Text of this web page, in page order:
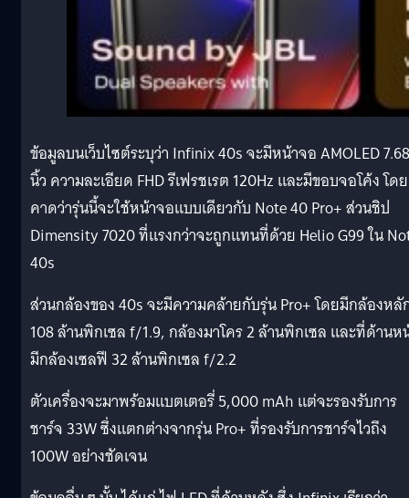
ข้อมูลบนเว็บไซต์ระบุว่า Infinix 40s จะมีหน้าจอ AMOLED 7.68
นิ้ว ความละเอียด FHD รีเฟรชเรต 120Hz และมีขอบจอโค้ง โดย
คาดว่ารุ่นนี้จะใช้หน้าจอแบบเดียวกับ Note 40 Pro+ ส่วนชิป
Dimensity 7020 ที่แรงกว่าจะถูกแทนที่ด้วย Helio G99 ใน
40s
ส่วนกล้องของ 40s จะมีความคล้ายกับรุ่น Pro+ โดยมีกล้องหลั
108 ล้านพิกเซล f/1.9, กล้องมาโคร 2 ล้านพิกเซล และที่ด้านห
มีกล้องเซลฟี 32 ล้านพิกเซล f/2.2
ตัวเครื่องจะมาพร้อมแบตเตอรี่ 5,000 mAh แต่จะรองรับการ
ชาร์จ 33W ซึ่งแตกต่างจากรุ่น Pro+ ที่รองรับการชาร์จไวถึง
100W อย่างชัดเจน